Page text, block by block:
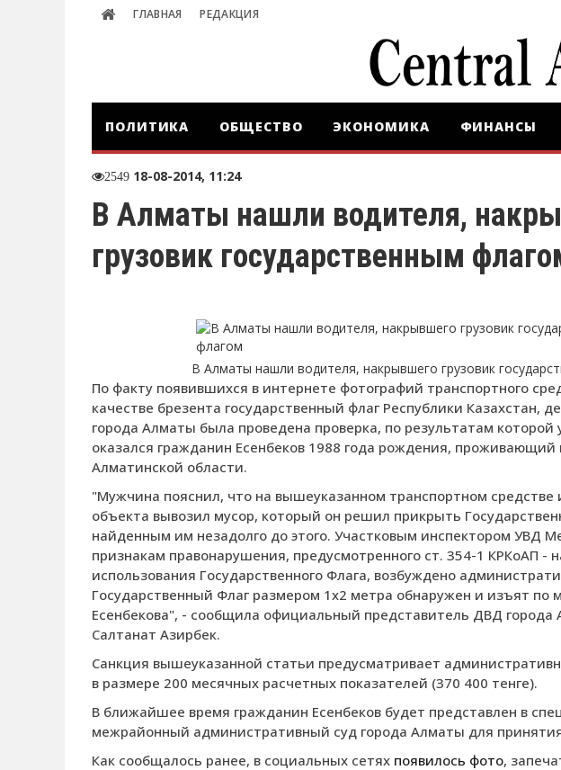
ГЛАВНАЯ РЕДАКЦИЯ
ПОЛИТИКА ОБЩЕСТВО ЭКОНОМИКА ФИНАНСЫ
2549 18-08-2014, 11:24
В Алматы нашли водителя,
грузовик государственным
В Алматы нашли водителя, накрывшего грузовик
По факту появившихся в интернете фотографий транспортного
качестве брезента государственный флаг Республики Казахстан,
города Алматы была проведена проверка, по результатам которой
оказался гражданин Есенбеков 1988 года рождения, проживающий
Алматинской области.
"Мужчина пояснил, что на вышеуказанном транспортном средстве
объекта вывозил мусор, который он решил прикрыть
найденным им незадолго до этого. Участковым инспектором УВД
признакам правонарушения, предусмотренного ст. 354-1 КРКоАП -
использования Государственного Флага, возбуждено
Государственный Флаг размером 1х2 метра обнаружен и изъят по
Есенбекова", - сообщила официальный представитель ДВД
Салтанат Азирбек.
Санкция вышеуказанной статьи предусматривает
в размере 200 месячных расчетных показателей (370 400 тенге).
В ближайшее время гражданин Есенбеков будет представлен в
межрайонный административный суд города Алматы для
Как сообщалось ранее, в социальных сетях появилось фото,